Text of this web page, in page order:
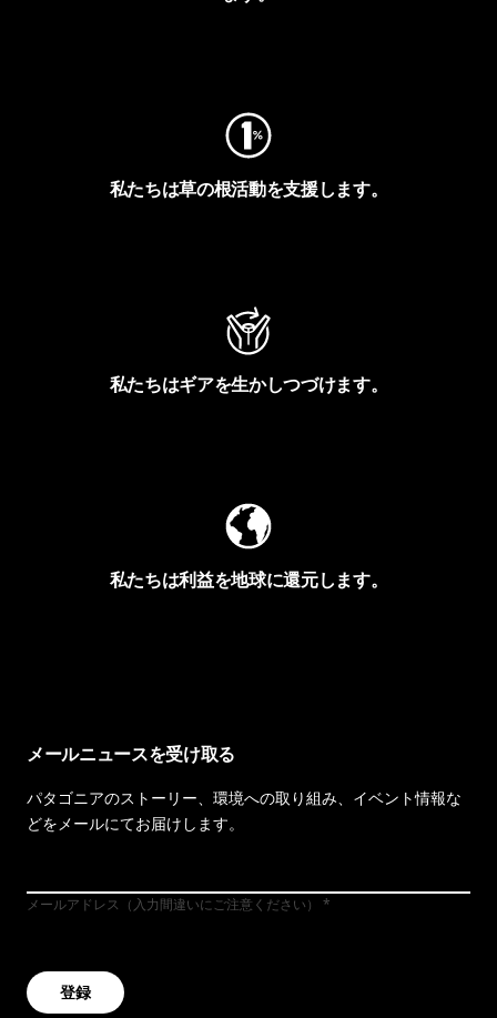
私たちは草の根活動を支援します。
私たちはギアを生かしつづけます。
私たちは利益を地球に還元します。
メールニュースを受け取る
パタゴニアのストーリー、環境への取り組み、イベント情報な
どをメールにてお届けします。
メールアドレス（入力間違いにご注意ください）
登録